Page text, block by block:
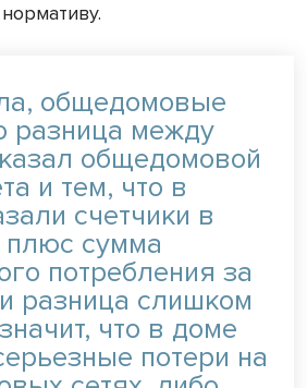
общедомовые
разница между
общедомовой
и тем, что в
счетчики в
плюс сумма
потребления за
разница слишком
что в доме
потери на